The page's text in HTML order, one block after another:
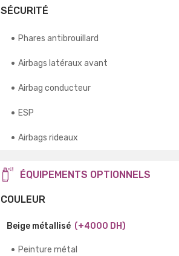
SÉCURITÉ
Phares antibrouillard
Airbags latéraux avant
Airbag conducteur
ESP
Airbags rideaux
ÉQUIPEMENTS OPTIONNELS
COULEUR
Beige métallisé (+4000 DH)
Peinture métal